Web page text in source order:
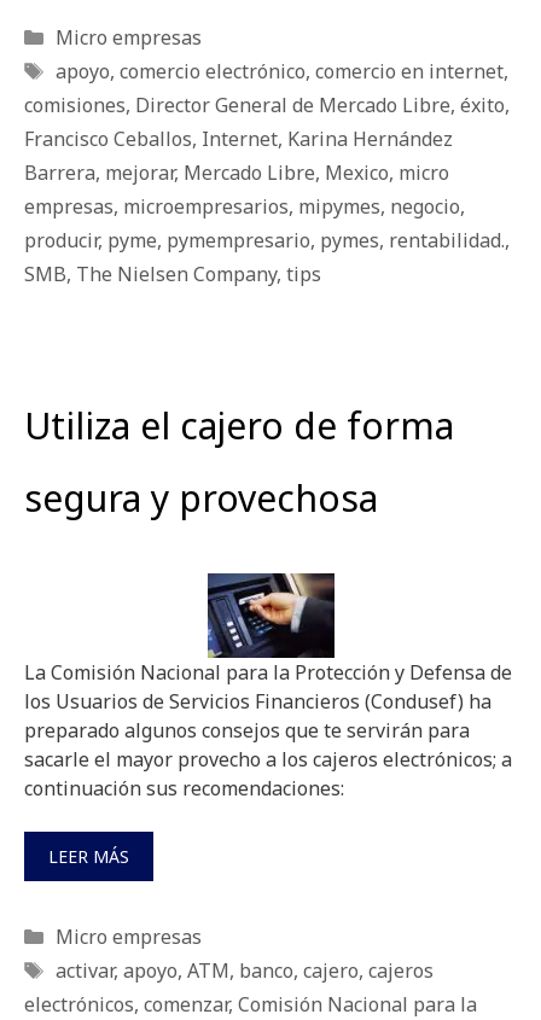
Categorías
Micro empresas
Etiquetas
apoyo, comercio electrónico, comercio en internet,
comisiones, Director General de Mercado Libre, éxito,
Francisco Ceballos, Internet, Karina Hernández
Barrera, mejorar, Mercado Libre, Mexico, micro
empresas, microempresarios, mipymes, negocio,
producir, pyme, pymempresario, pymes, rentabilidad.,
SMB, The Nielsen Company, tips
Utiliza el cajero de forma
segura y provechosa
La Comisión Nacional para la Protección y Defensa de
los Usuarios de Servicios Financieros (Condusef) ha
preparado algunos consejos que te servirán para
sacarle el mayor provecho a los cajeros electrónicos; a
continuación sus recomendaciones:
LEER MÁS
Categorías
Micro empresas
Etiquetas
activar, apoyo, ATM, banco, cajero, cajeros
electrónicos, comenzar, Comisión Nacional para la